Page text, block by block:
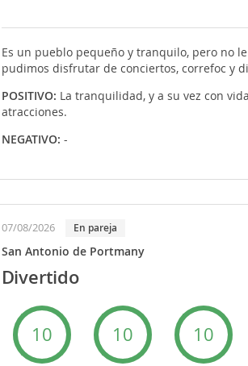
Es un pueblo pequeño y tranquilo, pero no
pudimos disfrutar de conciertos, correfoc y
POSITIVO: La tranquilidad, y a su vez con
atracciones.
NEGATIVO: -
07/08/2026 en pareja
San Antonio de Portmany
Divertido
10 10 10